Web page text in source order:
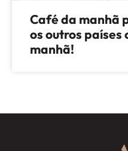
Café da manhã
os outros países
manhã!